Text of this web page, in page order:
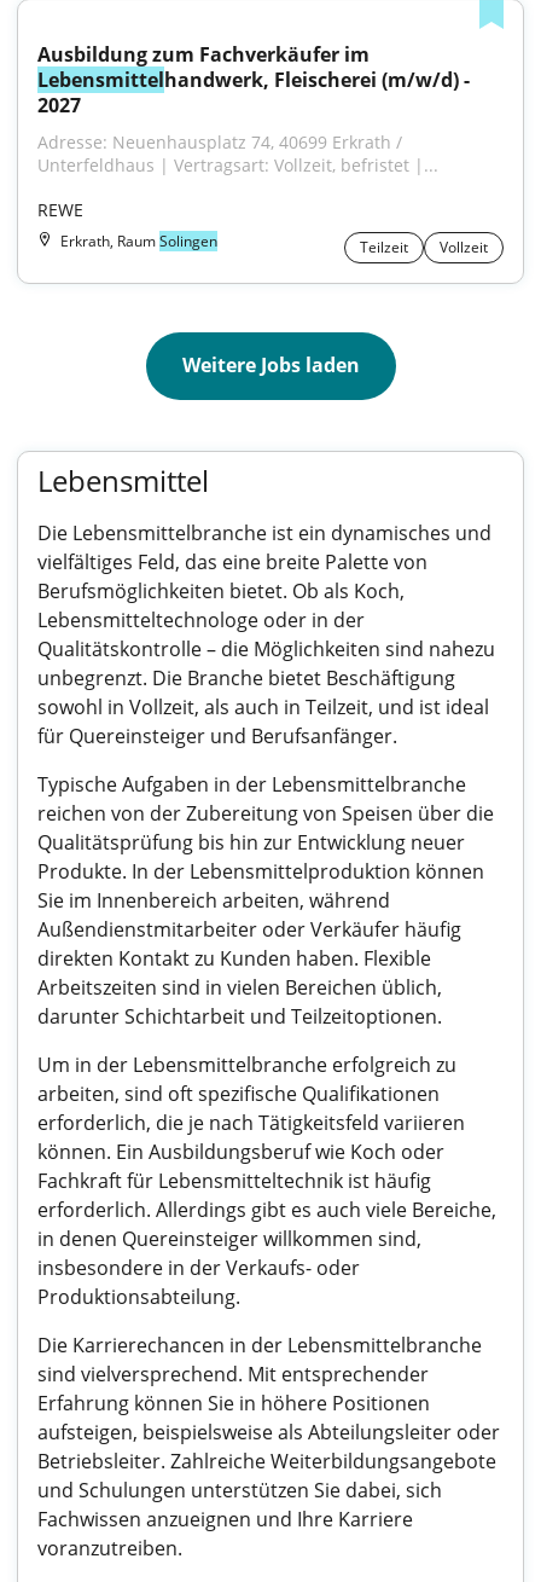
Lebensmittelhandwerk, Fleischerei (m/w/d) -
2027
Adresse: Neuenhausplatz 74, 40699 Erkrath /
Unterfeldhaus | Vertragsart: Vollzeit, befristet |...
REWE
Erkrath, RaumSolingen Teilzeit Vollzeit
Weitere Jobs laden
Lebensmittel
Die Lebensmittelbranche ist ein dynamisches und
vielfältiges Feld, das eine breite Palette von
Berufsmöglichkeiten bietet. Ob als Koch,
Lebensmitteltechnologe oder in der
Qualitätskontrolle – die Möglichkeiten sind nahezu
unbegrenzt. Die Branche bietet Beschäftigung
sowohl in Vollzeit, als auch in Teilzeit, und ist ideal
für Quereinsteiger und Berufsanfänger.
Typische Aufgaben in der Lebensmittelbranche
reichen von der Zubereitung von Speisen über die
Qualitätsprüfung bis hin zur Entwicklung neuer
Produkte. In der Lebensmittelproduktion können
Sie im Innenbereich arbeiten, während
Außendienstmitarbeiter oder Verkäufer häufig
direkten Kontakt zu Kunden haben. Flexible
Arbeitszeiten sind in vielen Bereichen üblich,
darunter Schichtarbeit und Teilzeitoptionen.
Um in der Lebensmittelbranche erfolgreich zu
arbeiten, sind oft spezifische Qualifikationen
erforderlich, die je nach Tätigkeitsfeld variieren
können. Ein Ausbildungsberuf wie Koch oder
Fachkraft für Lebensmitteltechnik ist häufig
erforderlich. Allerdings gibt es auch viele Bereiche,
in denen Quereinsteiger willkommen sind,
insbesondere in der Verkaufs- oder
Produktionsabteilung.
Die Karrierechancen in der Lebensmittelbranche
sind vielversprechend. Mit entsprechender
Erfahrung können Sie in höhere Positionen
aufsteigen, beispielsweise als Abteilungsleiter oder
Betriebsleiter. Zahlreiche Weiterbildungsangebote
und Schulungen unterstützen Sie dabei, sich
Fachwissen anzueignen und Ihre Karriere
voranzutreiben.